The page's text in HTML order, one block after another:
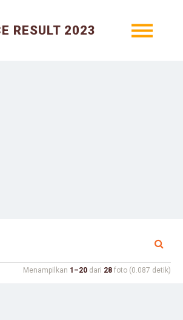
RESULT 2023
Menampilkan 1–20 dari 28 foto (0.087 detik)